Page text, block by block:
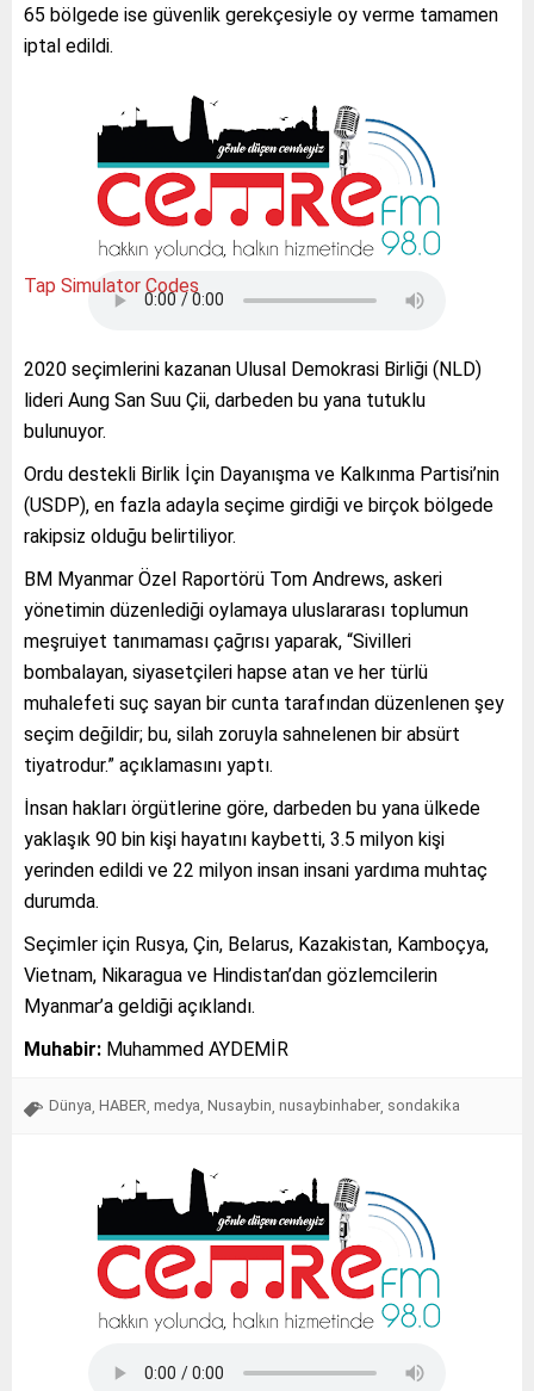
65 bölgede ise güvenlik gerekçesiyle oy verme tamamen
iptal edildi.
Tap Simulator Codes
2020 seçimlerini kazanan Ulusal Demokrasi Birliği (NLD)
lideri Aung San Suu Çii, darbeden bu yana tutuklu
bulunuyor.
Ordu destekli Birlik İçin Dayanışma ve Kalkınma Partisi’nin
(USDP), en fazla adayla seçime girdiği ve birçok bölgede
rakipsiz olduğu belirtiliyor.
BM Myanmar Özel Raportörü Tom Andrews, askeri
yönetimin düzenlediği oylamaya uluslararası toplumun
meşruiyet tanımaması çağrısı yaparak, “Sivilleri
bombalayan, siyasetçileri hapse atan ve her türlü
muhalefeti suç sayan bir cunta tarafından düzenlenen şey
seçim değildir; bu, silah zoruyla sahnelenen bir absürt
tiyatrodur.” açıklamasını yaptı.
İnsan hakları örgütlerine göre, darbeden bu yana ülkede
yaklaşık 90 bin kişi hayatını kaybetti, 3.5 milyon kişi
yerinden edildi ve 22 milyon insan insani yardıma muhtaç
durumda.
Seçimler için Rusya, Çin, Belarus, Kazakistan, Kamboçya,
Vietnam, Nikaragua ve Hindistan’dan gözlemcilerin
Myanmar’a geldiği açıklandı.
Muhabir: Muhammed AYDEMİR
Dünya HABER medya Nusaybin nusaybinhaber sondakika